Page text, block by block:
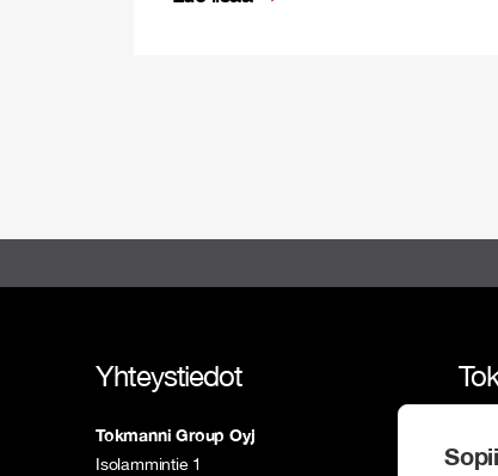
Yhteystiedot
Tokmanni Group Oyj
Isolammintie 1